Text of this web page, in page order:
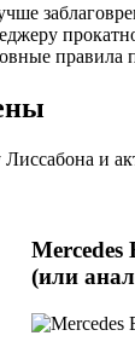
правила
и
Mercedes
(или